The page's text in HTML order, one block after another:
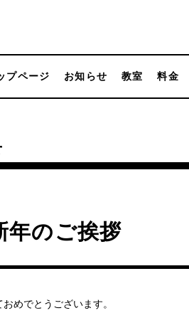
プページ お知らせ 教室 料金
年のご挨拶
めでとうございます。